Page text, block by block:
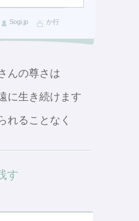
Sogi.jp か行
んの尊さは
に生き続けます
れることなく
す